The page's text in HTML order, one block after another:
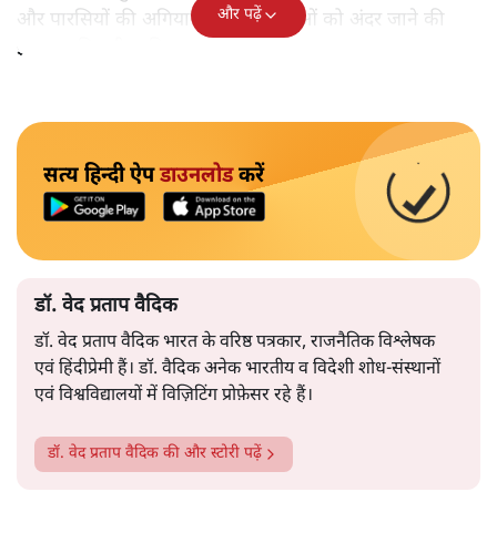
और पारसियों की अगियारी में भी महिलाओं को अंदर जाने की
इजाजत मिलनी चाहिए।
और पढ़ें
सत्य हिन्दी ऐपडाउनलोडकरें
डॉ. वेद प्रताप वैदिक
डॉ. वेद प्रताप वैदिक भारत के वरिष्ठ पत्रकार, राजनैतिक विश्लेषक
एवं हिंदीप्रेमी हैं। डॉ. वैदिक अनेक भारतीय व विदेशी शोध-संस्थानों
एवं विश्वविद्यालयों में विज़िटिंग प्रोफ़ेसर रहे हैं।
डॉ. वेद प्रताप वैदिक की और स्टोरी पढ़ें